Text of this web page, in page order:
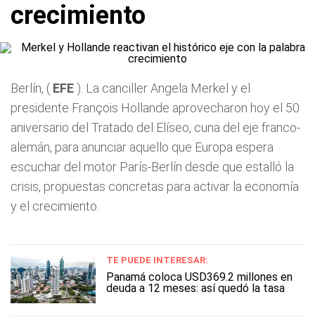
crecimiento
Berlín, ( EFE ). La canciller Angela Merkel y el
presidente François Hollande aprovecharon hoy el 50
aniversario del Tratado del Elíseo, cuna del eje franco-
alemán, para anunciar aquello que Europa espera
escuchar del motor París-Berlín desde que estalló la
crisis, propuestas concretas para activar la economía
y el crecimiento.
TE PUEDE INTERESAR:
Panamá coloca USD369.2 millones en
deuda a 12 meses: así quedó la tasa